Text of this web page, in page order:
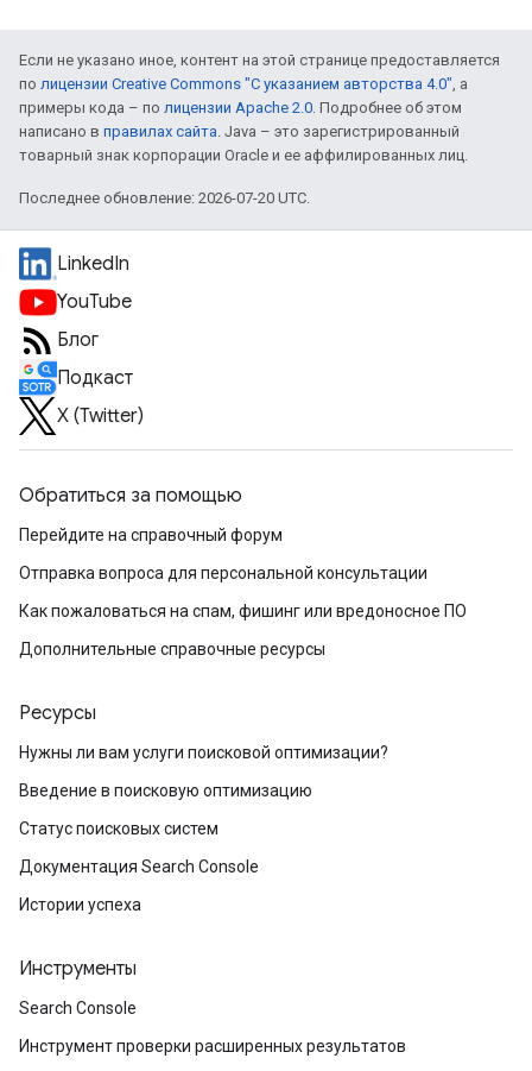
Если не указано иное, контент на этой странице предоставляется
по лицензии Creative Commons "С указанием авторства 4.0", а
примеры кода – по лицензии Apache 2.0. Подробнее об этом
написано в правилах сайта. Java – это зарегистрированный
товарный знак корпорации Oracle и ее аффилированных лиц.
Последнее обновление: 2026-07-20 UTC.
LinkedIn
YouTube
Блог
Подкаст
X (Twitter)
Обратиться за помощью
Перейдите на справочный форум
Отправка вопроса для персональной консультации
Как пожаловаться на спам, фишинг или вредоносное ПО
Дополнительные справочные ресурсы
Ресурсы
Нужны ли вам услуги поисковой оптимизации?
Введение в поисковую оптимизацию
Статус поисковых систем
Документация Search Console
Истории успеха
Инструменты
Search Console
Инструмент проверки расширенных результатов